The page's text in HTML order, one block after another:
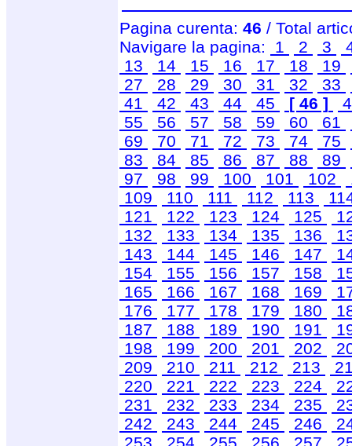
Pagina curenta: 46 / Total
Navigare la pagina:
1 2 3
13
14 15 16 17 18 19
27
28 29 30 31 32 33
41
42 43 44 45 [ 46 ]
55
56 57 58 59 60 61
69
70 71 72 73 74 75
83
84 85 86 87 88 89
97
98 99 100 101 102
109
110 111 112 113
121
122 123 124 125
132
133 134 135 136
143
144 145 146 147
154
155 156 157 158
165
166 167 168 169
176
177 178 179 180
187
188 189 190 191
198
199 200 201 202
209
210 211 212 213
220
221 222 223 224
231
232 233 234 235
242
243 244 245 246